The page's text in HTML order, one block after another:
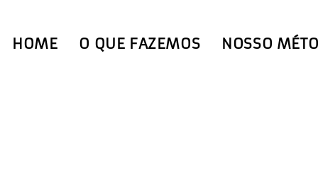
HOME O QUE FAZEMOS NOSSO